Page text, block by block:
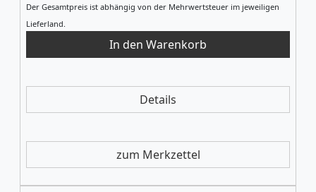
Der Gesamtpreis ist abhängig von der Mehrwertsteuer im jeweiligen
Lieferland.
Details
zum Merkzettel